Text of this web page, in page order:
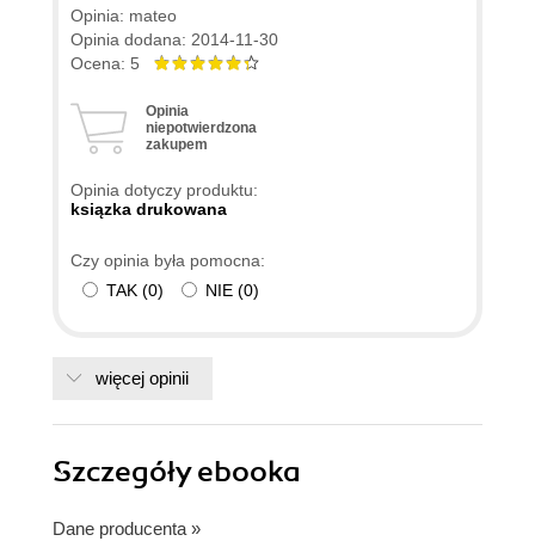
Opinia: mateo
Opinia dodana: 2014-11-30
Ocena: 5
Opinia
niepotwierdzona
zakupem
Opinia dotyczy produktu:
ksiązka drukowana
Czy opinia była pomocna:
TAK (0) NIE (0)
więcej opinii
Szczegółyebooka
Dane producenta »